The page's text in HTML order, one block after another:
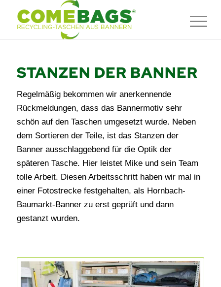
STANZEN DER BANNER
Regelmäßig bekommen wir anerkennende
Rückmeldungen, dass das Bannermotiv sehr
schön auf den Taschen umgesetzt wurde. Neben
dem Sortieren der Teile, ist das Stanzen der
Banner ausschlaggebend für die Optik der
späteren Tasche. Hier leistet Mike und sein Team
tolle Arbeit. Diesen Arbeitsschritt haben wir mal in
einer Fotostrecke festgehalten, als Hornbach-
Baumarkt-Banner zu erst geprüft und dann
gestanzt wurden.